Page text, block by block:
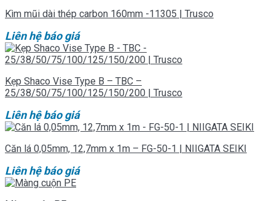
Kìm mũi dài thép carbon 160mm -11305 | Trusco
Liên hệ báo giá
Kẹp Shaco Vise Type B – TBC –
25/38/50/75/100/125/150/200 | Trusco
Liên hệ báo giá
Căn lá 0,05mm, 12,7mm x 1m – FG-50-1 | NIIGATA SEIKI
Liên hệ báo giá